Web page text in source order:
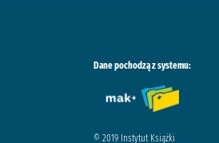
Dane pochodzą z systemu:
© 2019 Instytut Książki